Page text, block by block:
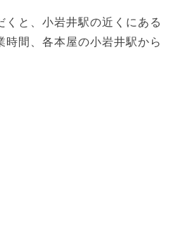
くと、小岩井駅の近くにある
時間、各本屋の小岩井駅から